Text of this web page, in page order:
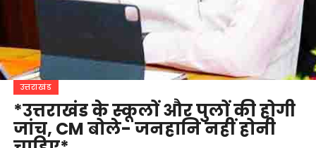
उत्तराखंड
*उत्तराखंड के स्कूलों और पुलों की होगी
जांच, CM बोले- जनहानि नहीं होनी